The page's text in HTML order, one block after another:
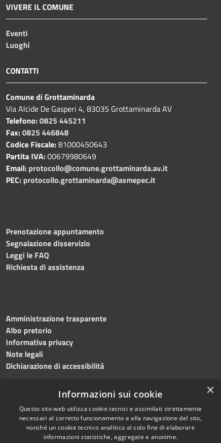
VIVERE IL COMUNE
Eventi
Luoghi
CONTATTI
Comune di Grottaminarda
Via Alcide De Gasperi 4, 83035 Grottaminarda AV
Telefono:0825 445211
Fax:0825 446848
Codice Fiscale:81000450643
Partita IVA:00679980649
Email: protocollo@comune.grottaminarda.av.it
PEC: protocollo.grottaminarda@asmepec.it
Prenotazione appuntamento
Segnalazione disservizio
Leggi le FAQ
Richiesta di assistenza
Amministrazione trasparente
Albo pretorio
Informativa privacy
Note legali
Dichiarazione di accessibilità
RSS
Accessibilità
Copyright © 2024 •
Comune diGrottaminarda
• Powered byMunicipium
×
Informazioni sui cookie
Questo sito web utilizza cookie tecnici e assimilati strettamente
necessari al corretto funzionamento e alla navigazione del sito,
nonché un cookie tecnico analitico al solo fine di elaborare
informazioni statistiche, aggregate e anonime.